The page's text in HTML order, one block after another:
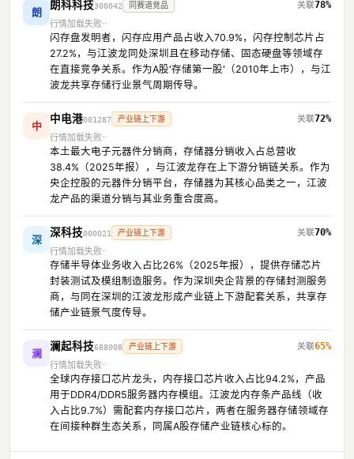
朗
朗科科技300042 同赛道竞品
78%
行情加载失败
闪存盘发明者，闪存应用产品占收入70.9%，闪存控制芯片占
27.2%，与江波龙同处深圳且在移动存储、固态硬盘等领域存
在直接竞争关系。作为A股'存储第一股'（2010年上市），与江
波龙共享存储行业景气周期传导。
中
中电港001287 产业链上下游
72%
行情加载失败
本土最大电子元器件分销商，存储器分销收入占总营收
38.4%（2025年报），与江波龙存在上下游分销链关系。作为
央企控股的元器件分销平台，存储器为其核心品类之一，江波
龙产品的渠道分销与其业务重合度高。
深
深科技000021 产业链上下游
70%
行情加载失败
存储半导体业务收入占比26%（2025年报），提供存储芯片
封装测试及模组制造服务。作为深圳央企背景的存储封测服务
商，与同在深圳的江波龙形成产业链上下游配套关系，共享存
储产业链景气度传导。
澜
澜起科技688008 产业链上下游
65%
行情加载失败
全球内存接口芯片龙头，内存接口芯片收入占比94.2%，产品
用于DDR4/DDR5服务器内存模组。江波龙内存条产品线（收
入占比9.7%）需配套内存接口芯片，两者在服务器存储领域存
在间接种群生态关系，同属A股存储产业链核心标的。